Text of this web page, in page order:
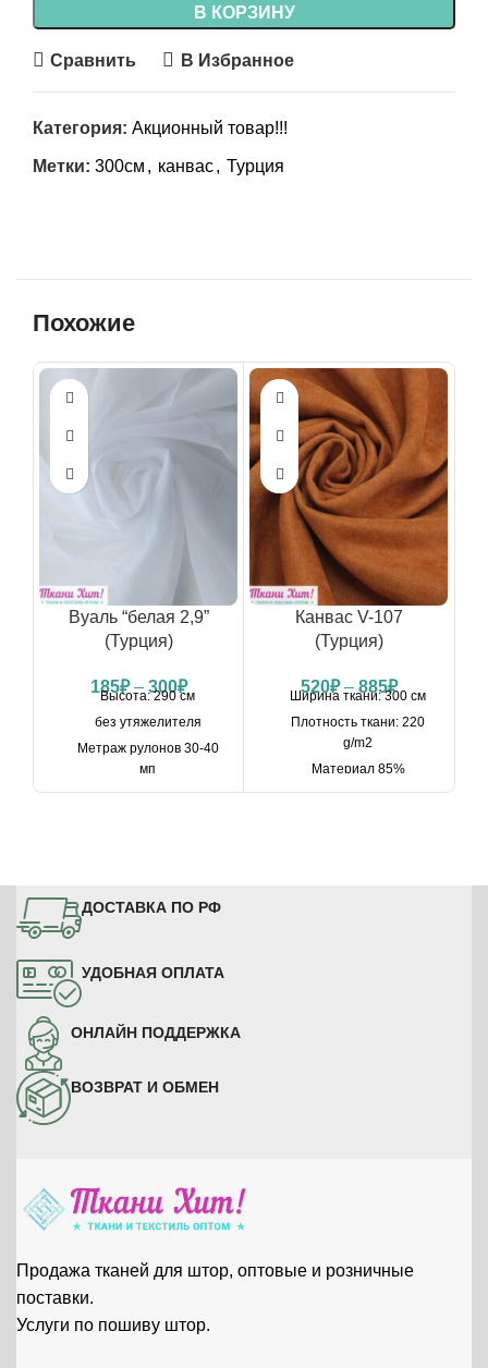
В КОРЗИНУ
Сравнить В Избранное
Категория: Акционный товар!!!
Метки: 300см , канвас, Турция
Похожие
Вуаль “белая 2,9”
(Турция)
185₽– 300₽
Высота: 290 см
без утяжелителя
Метраж рулонов 30-40
мп
Плотность 48 g/m2
розничной цене
Канвас V-107
(Турция)
520₽– 885₽
Ширина ткани: 300 см
Плотность ткани: 220
g/m2
Материал 85%
полиэстер, 15% нейлон
ДОСТАВКА ПО РФ
УДОБНАЯ ОПЛАТА
ОНЛАЙН ПОДДЕРЖКА
ВОЗВРАТ И ОБМЕН
Продажа тканей для штор, оптовые и розничные
поставки.
Услуги по пошиву штор.